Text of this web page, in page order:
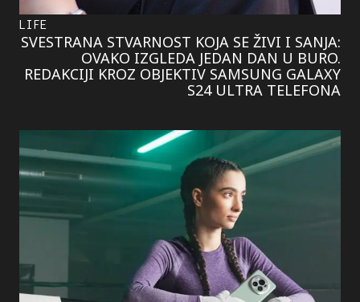
LIFE
SVESTRANA STVARNOST KOJA SE ŽIVI I SANJA:
OVAKO IZGLEDA JEDAN DAN U BURO.
REDAKCIJI KROZ OBJEKTIV SAMSUNG GALAXY
S24 ULTRA TELEFONA